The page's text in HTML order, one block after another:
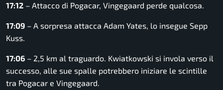
17:12 – Attacco di Pogacar, Vingegaard perde qualcosa.
17:09 – A sorpresa attacca Adam Yates, lo insegue Sepp
Kuss.
17:06 – 2,5 km al traguardo. Kwiatkowski si invola verso il
successo, alle sue spalle potrebbero iniziare le scintille
tra Pogacar e Vingegaard.